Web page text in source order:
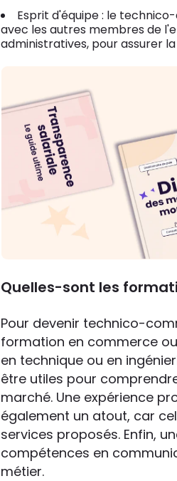
Esprit d'équipe : le
avec les autres membres de
administratives, pour assurer
Quelles-sont les
Pour devenir technico-
formation en commerce
en technique ou en
être utiles pour
marché. Une expérience
également un atout, car
services proposés. Enfin,
compétences en
métier.